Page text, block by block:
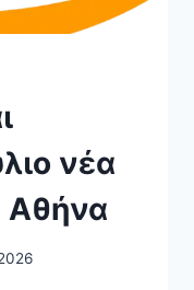
νέα
Αθήνα